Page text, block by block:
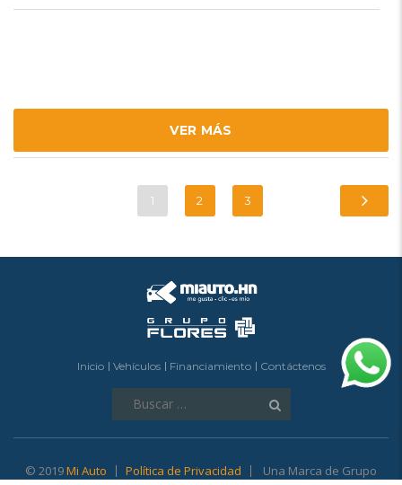
VER MÁS
1 2 3
Inicio Vehículos Financiamiento Contáctenos
© 2019Mi Auto Política de Privacidad
Una Marca de Grupo